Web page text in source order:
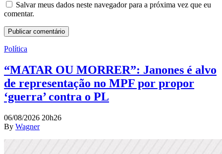
Salvar meus dados neste navegador para a próxima vez que eu
comentar.
Política
“MATAR OU MORRER”: Janones é alvo
de representação no MPF por propor
‘guerra’ contra o PL
06/08/2026 20h26
By Wagner